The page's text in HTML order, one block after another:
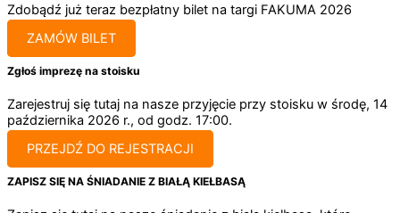
Zdobądź już teraz bezpłatny bilet na targi FAKUMA 2026
ZAMÓW BILET
Zgłoś imprezę na stoisku
Zarejestruj się tutaj na nasze przyjęcie przy stoisku w środę, 14
października 2026 r., od godz. 17:00.
PRZEJDŹ DO REJESTRACJI
ZAPISZ SIĘ NA ŚNIADANIE Z BIAŁĄ KIEŁBASĄ